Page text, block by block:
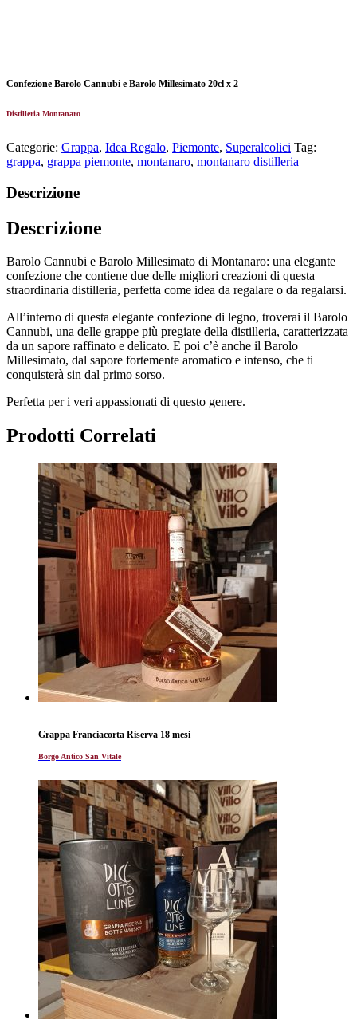
Confezione Barolo Cannubi e Barolo Millesimato 20cl x 2
Distilleria Montanaro
Categorie: Grappa, Idea Regalo, Piemonte, Superalcolici Tag:
grappa, grappa piemonte, montanaro, montanaro distilleria
Descrizione
Descrizione
Barolo Cannubi e Barolo Millesimato di Montanaro: una elegante
confezione che contiene due delle migliori creazioni di questa
straordinaria distilleria, perfetta come idea da regalare o da regalarsi.
All’interno di questa elegante confezione di legno, troverai il Barolo
Cannubi, una delle grappe più pregiate della distilleria, caratterizzata
da un sapore raffinato e delicato. E poi c’è anche il Barolo
Millesimato, dal sapore fortemente aromatico e intenso, che ti
conquisterà sin dal primo sorso.
Perfetta per i veri appassionati di questo genere.
Prodotti Correlati
Grappa Franciacorta Riserva 18 mesi
Borgo Antico San Vitale